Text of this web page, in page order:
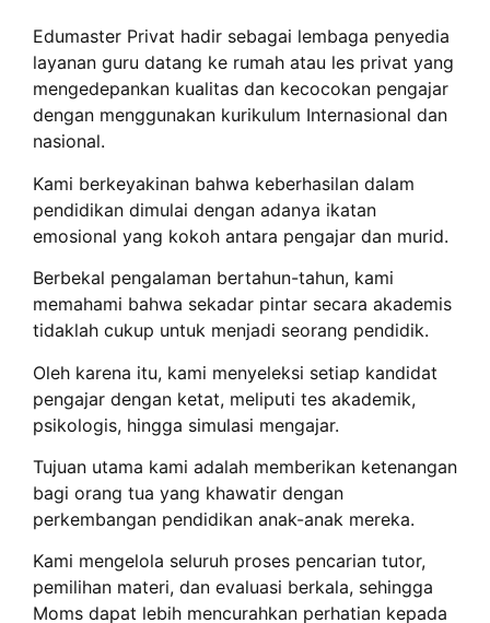
Edumaster Privat hadir sebagai lembaga penyedia
layanan guru datang ke rumah atau les privat yang
mengedepankan kualitas dan kecocokan pengajar
dengan menggunakan kurikulum Internasional dan
nasional.
Kami berkeyakinan bahwa keberhasilan dalam
pendidikan dimulai dengan adanya ikatan
emosional yang kokoh antara pengajar dan murid.
Berbekal pengalaman bertahun-tahun, kami
memahami bahwa sekadar pintar secara akademis
tidaklah cukup untuk menjadi seorang pendidik.
Oleh karena itu, kami menyeleksi setiap kandidat
pengajar dengan ketat, meliputi tes akademik,
psikologis, hingga simulasi mengajar.
Tujuan utama kami adalah memberikan ketenangan
bagi orang tua yang khawatir dengan
perkembangan pendidikan anak-anak mereka.
Kami mengelola seluruh proses pencarian tutor,
pemilihan materi, dan evaluasi berkala, sehingga
Moms dapat lebih mencurahkan perhatian kepada